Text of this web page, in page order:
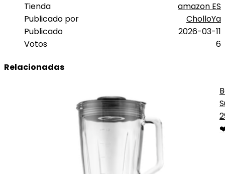
Tienda
amazon ES
Publicado por
CholloYa
Publicado
2026-03-11
Votos
6
Relacionadas